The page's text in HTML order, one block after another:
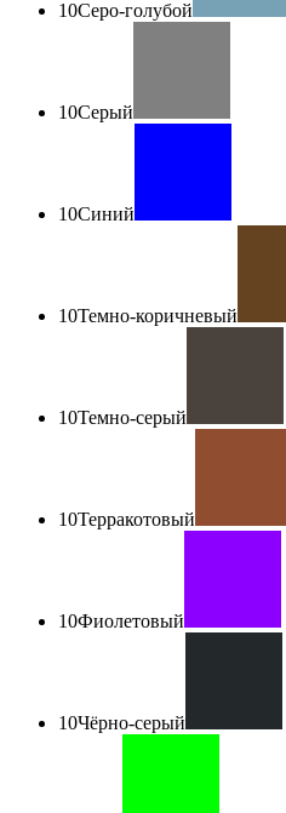
10Серо-голубой
10Серый
10Синий
10Темно-коричневый
10Темно-серый
10Терракотовый
10Фиолетовый
10Чёрно-серый